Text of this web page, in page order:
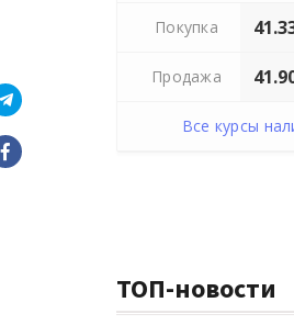
Покупка
Продажа
Все курсы
ТОП-новости